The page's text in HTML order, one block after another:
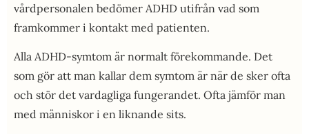
vårdpersonalen bedömer ADHD utifrån vad som
framkommer i kontakt med patienten.
Alla ADHD-symtom är normalt förekommande. Det
som gör att man kallar dem symtom är när de sker ofta
och stör det vardagliga fungerandet. Ofta jämför man
med människor i en liknande sits.